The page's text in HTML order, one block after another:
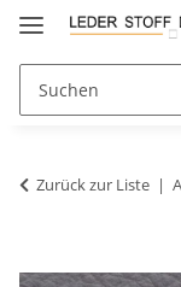
Zurück zur Liste